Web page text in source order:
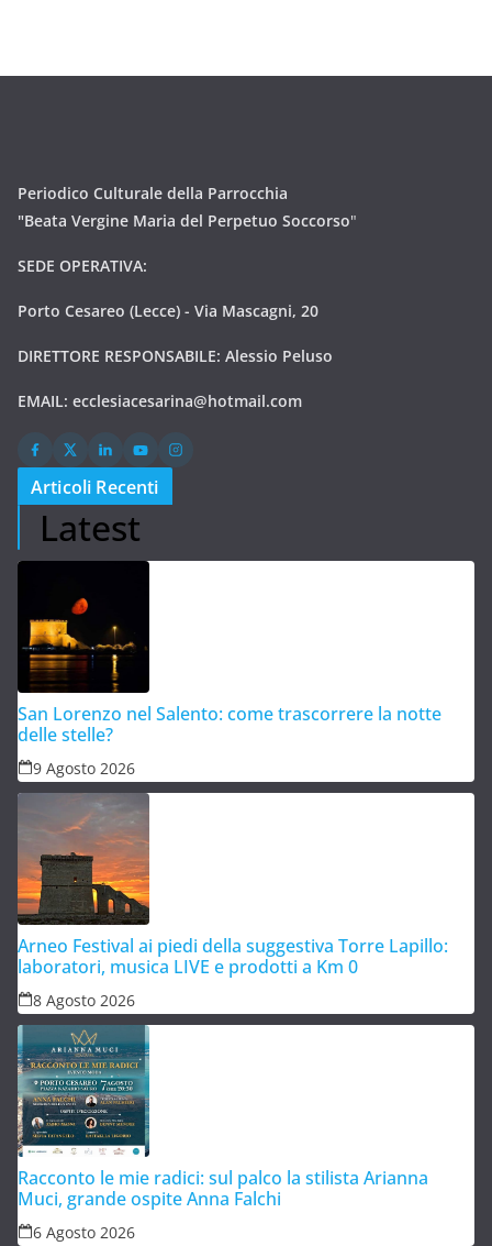
Periodico Culturale della Parrocchia
"Beata Vergine Maria del Perpetuo Soccorso"
SEDE OPERATIVA:
Porto Cesareo (Lecce) - Via Mascagni, 20
DIRETTORE RESPONSABILE: Alessio Peluso
EMAIL: ecclesiacesarina@hotmail.com
Articoli Recenti
Latest
San Lorenzo nel Salento: come trascorrere la notte
delle stelle?
9 Agosto 2026
Arneo Festival ai piedi della suggestiva Torre Lapillo:
laboratori, musica LIVE e prodotti a Km 0
8 Agosto 2026
Racconto le mie radici: sul palco la stilista Arianna
Muci, grande ospite Anna Falchi
6 Agosto 2026